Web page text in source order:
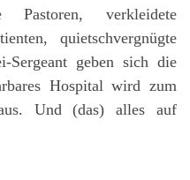
Pastoren, verkleidete
quietschvergnügte
Sergeant geben sich die
Hospital wird zum
Und (das) alles auf